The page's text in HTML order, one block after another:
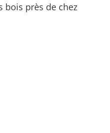
bois près de chez